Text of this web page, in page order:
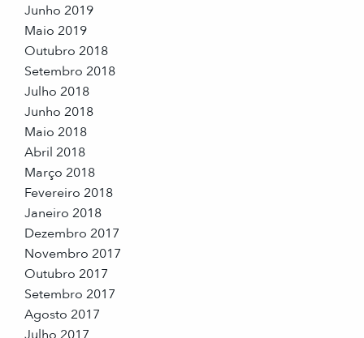
Junho 2019
Maio 2019
Outubro 2018
Setembro 2018
Julho 2018
Junho 2018
Maio 2018
Abril 2018
Março 2018
Fevereiro 2018
Janeiro 2018
Dezembro 2017
Novembro 2017
Outubro 2017
Setembro 2017
Agosto 2017